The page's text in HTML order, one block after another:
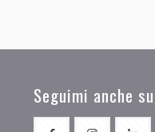
Seguimi anche su